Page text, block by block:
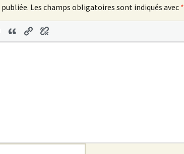
Les champs obligatoires sont indiqués avec *